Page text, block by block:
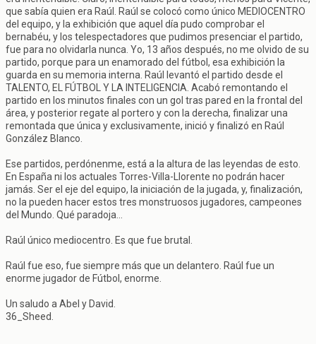
que sabía quien era Raúl. Raúl se colocó como único MEDIOCENTRO
del equipo, y la exhibición que aquel día pudo comprobar el
bernabéu, y los telespectadores que pudimos presenciar el partido,
fue para no olvidarla nunca. Yo, 13 años después, no me olvido de su
partido, porque para un enamorado del fútbol, esa exhibición la
guarda en su memoria interna. Raúl levantó el partido desde el
TALENTO, EL FÚTBOL Y LA INTELIGENCIA. Acabó remontando el
partido en los minutos finales con un gol tras pared en la frontal del
área, y posterior regate al portero y con la derecha, finalizar una
remontada que única y exclusivamente, inició y finalizó en Raúl
González Blanco.
Ese partidos, perdónenme, está a la altura de las leyendas de esto.
En España ni los actuales Torres-Villa-Llorente no podrán hacer
jamás. Ser el eje del equipo, la iniciación de la jugada, y, finalización,
no la pueden hacer estos tres monstruosos jugadores, campeones
del Mundo. Qué paradoja...
Raúl único mediocentro. Es que fue brutal.
Raúl fue eso, fue siempre más que un delantero. Raúl fue un
enorme jugador de Fútbol, enorme.
Un saludo a Abel y David.
36_Sheed.